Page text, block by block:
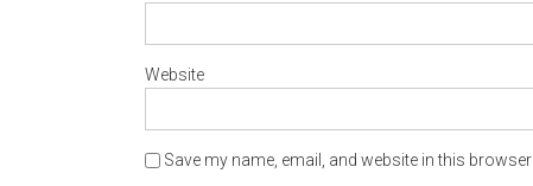
Website
Save my name, email, and website in this